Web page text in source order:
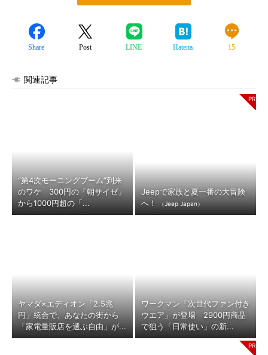
Share Post LINE Hatena 15
関連記事
“第4次モーニングブーム”到来
のワケ 300円の「朝サイゼ」
から1000円超の「...
Jeepで家族と夏一番の大冒険
へ！
（Jeep Japan）
ヤマダ×エディオン「2.5兆
円」統合で、あなたの街から
「家電量販店を選ぶ自由」が...
ワークマン「次世代ファン付き
ウエア」が登場 2900円商品
で狙う「日常使い」の新...